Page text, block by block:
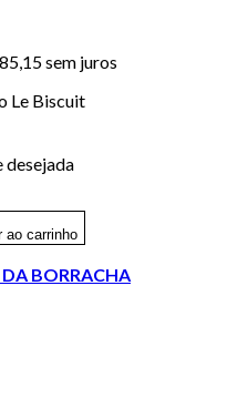
sem juros
Le Biscuit
desejada
ao carrinho
BORRACHA